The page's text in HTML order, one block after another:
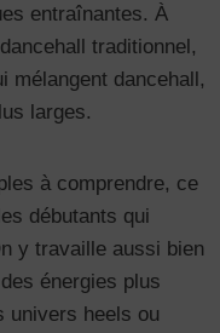
entraînantes. À
traditionnel,
mélangent dancehall,
larges.
à comprendre, ce
débutants qui
y travaille aussi bien
énergies plus
univers heels ou